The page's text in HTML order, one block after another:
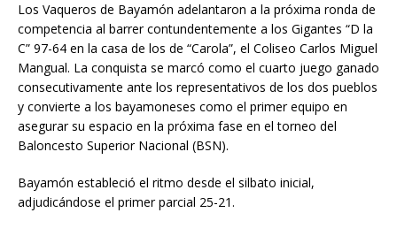
Los Vaqueros de Bayamón adelantaron a la próxima ronda de
competencia al barrer contundentemente a los Gigantes “D la
C” 97-64 en la casa de los de “Carola”, el Coliseo Carlos Miguel
Mangual. La conquista se marcó como el cuarto juego ganado
consecutivamente ante los representativos de los dos pueblos
y convierte a los bayamoneses como el primer equipo en
asegurar su espacio en la próxima fase en el torneo del
Baloncesto Superior Nacional (BSN).
Bayamón estableció el ritmo desde el silbato inicial,
adjudicándose el primer parcial 25-21.